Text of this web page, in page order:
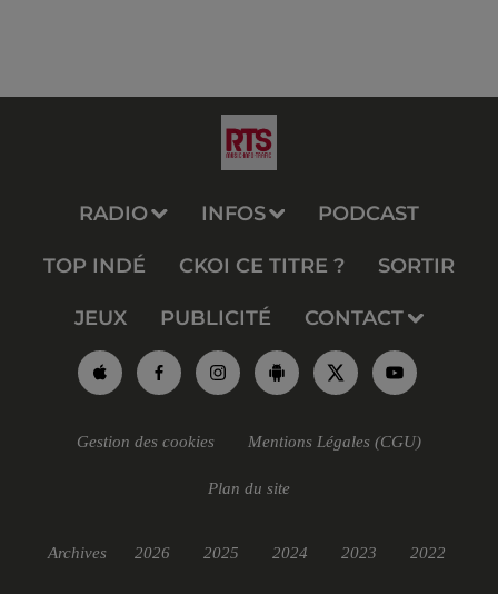
RADIO INFOS PODCAST
TOP INDÉ CKOI CE TITRE ? SORTIR
JEUX PUBLICITÉ CONTACT
Gestion des cookies Mentions Légales (CGU)
Plan du site
Archives 2026 2025 2024 2023 2022